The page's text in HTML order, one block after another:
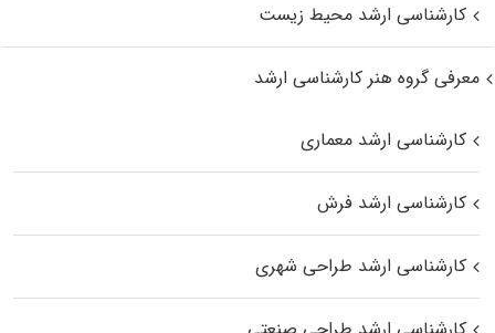
کارشناسی ارشد محیط زیست
معرفی گروه هنر کارشناسی ارشد
کارشناسی ارشد معماری
کارشناسی ارشد فرش
کارشناسی ارشد طراحی شهری